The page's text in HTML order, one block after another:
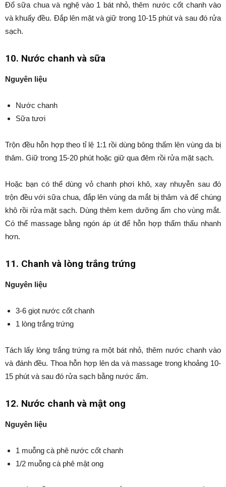
Đổ sữa chua và nghệ vào 1 bát nhỏ, thêm nước cốt chanh vào
và khuấy đều. Đắp lên mặt và giữ trong 10-15 phút và sau đó rửa
sạch.
10. Nước chanh và sữa
Nguyên liệu
Nước chanh
Sữa tươi
Trộn đều hỗn hợp theo tỉ lệ 1:1 rồi dùng bông thấm lên vùng da bị
thâm. Giữ trong 15-20 phút hoặc giữ qua đêm rồi rửa mặt sạch.
Hoặc bạn có thể dùng vỏ chanh phơi khô, xay nhuyễn sau đó
trộn đều với sữa chua, đắp lên vùng da mắt bị thâm và để chúng
khô rồi rửa mặt sạch. Dùng thêm kem dưỡng ẩm cho vùng mắt.
Có thể massage bằng ngón áp út để hỗn hợp thẩm thấu nhanh
hơn.
11. Chanh và lòng trắng trứng
Nguyên liệu
3-6 giọt nước cốt chanh
1 lòng trắng trứng
Tách lấy lòng trắng trứng ra một bát nhỏ, thêm nước chanh vào
và đánh đều. Thoa hỗn hợp lên da và massage trong khoảng 10-
15 phút và sau đó rửa sạch bằng nước ấm.
12. Nước chanh và mật ong
Nguyên liệu
1 muỗng cà phê nước cốt chanh
1/2 muỗng cà phê mật ong